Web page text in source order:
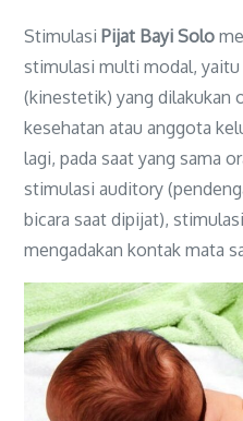
Stimulasi Pijat Bayi Solo
stimulasi multi modal, yaitu
(kinestetik) yang dilakukan
kesehatan atau anggota
lagi, pada saat yang sama
stimulasi auditory
bicara saat dipijat),
mengadakan kontak mata